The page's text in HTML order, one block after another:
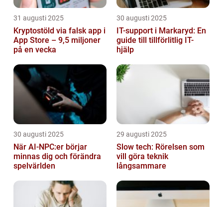
31 augusti 2025
Kryptostöld via falsk app i
App Store – 9,5 miljoner
på en vecka
30 augusti 2025
IT-support i Markaryd: En
guide till tillförlitlig IT-
hjälp
30 augusti 2025
När AI-NPC:er börjar
minnas dig och förändra
spelvärlden
29 augusti 2025
Slow tech: Rörelsen som
vill göra teknik
långsammare